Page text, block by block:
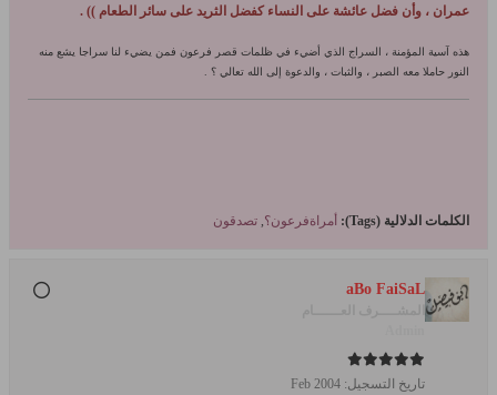
عمران ، وأن فضل عائشة على النساء كفضل الثريد على سائر الطعام )) .
هذه آسية المؤمنة ، السراج الذي أضيء في ظلمات قصر فرعون فمن يضيء لنا سراجا يشع منه
النور حاملا معه الصبر ، والثبات ، والدعوة إلى الله تعالي ؟ .
الكلمات الدلالية (Tags): أمراةفرعون؟, تصدقون
aBo FaiSaL
تاريخ التسجيل: Feb 2004